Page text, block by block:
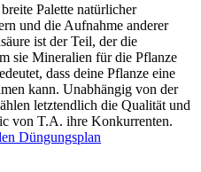
Palette natürlicher
und die Aufnahme anderer
ist der Teil, der die
sie Mineralien für die Pflanze
dass deine Pflanze eine
kann. Unabhängig von der
letztendlich die Qualität und
von T.A. ihre Konkurrenten.
Düngungsplan